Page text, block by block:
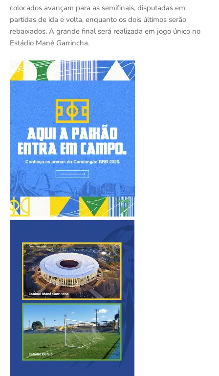
colocados avançam para as semifinais, disputadas em
partidas de ida e volta, enquanto os dois últimos serão
rebaixados. A grande final será realizada em jogo único no
Estádio Mané Garrincha.